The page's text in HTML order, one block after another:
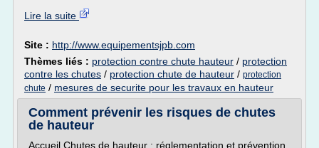
Lire la suite
Site : http://www.equipementsjpb.com
Thèmes liés : protection contre chute hauteur / protection
contre les chutes / protection chute de hauteur / protection
chute / mesures de securite pour les travaux en hauteur
Comment prévenir les risques de chutes
de hauteur
Accueil Chutes de hauteur : réglementation et prévention